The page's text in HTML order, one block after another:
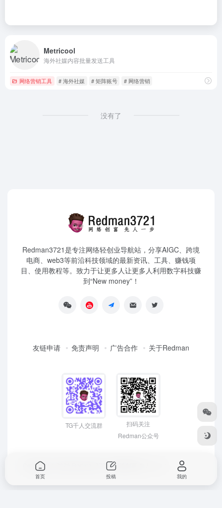
Metricool
海外社媒内容批量发送工具
网络营销工具 # 海外社媒 # 矩阵账号 # 网络营销
没有了
Redman3721是专注网络轻创业导航站，分享AIGC、跨境
电商、web3等前沿科技领域的最新资讯、工具、赚钱项
目、使用教程等。致力于让更多人让更多人利用数字科技赚
到“New money”！
友链申请 免责声明 广告合作 关于Redman
TG千人交流群
扫码关注
Redman公众号
Copyright © 2026 Redman3721 | 网络创富 先人一步！
首页 投稿 我的